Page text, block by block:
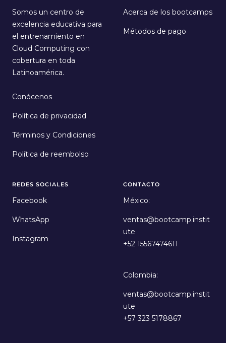
Somos un centro de
excelencia educativa para
el entrenamiento en
Cloud Computing con
cobertura en toda
Latinoamérica.
Conócenos
Política de privacidad
Términos y Condiciones
Política de reembolso
Acerca de los bootcamps
Métodos de pago
REDES SOCIALES
Facebook
WhatsApp
Instagram
CONTACTO
México:
ventas@bootcamp.instit
ute
+52 15567474611
Colombia:
ventas@bootcamp.instit
ute
+57 323 5178867